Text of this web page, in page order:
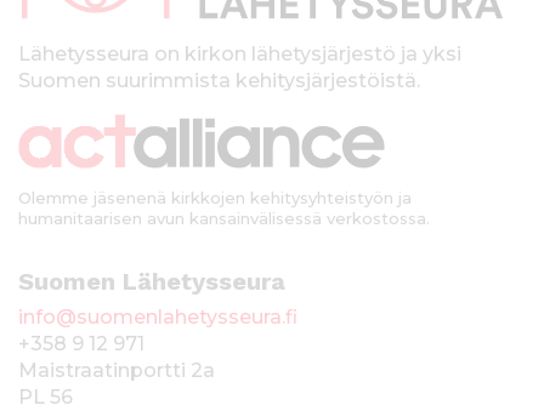
kLähetysseura on kirkon lähetysjärjestö ja yksi
Suomen suurimmista kehitysjärjestöistä.
Olemme jäsenenä kirkkojen kehitysyhteistyön ja
humanitaarisen avun kansainvälisessä verkostossa.
Suomen Lähetysseura
info@suomenlahetysseura.fi
+358 9 12 971
Maistraatinportti 2a
PL 56